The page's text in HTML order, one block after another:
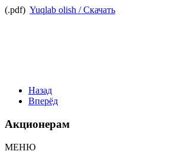
(.pdf) Yuqlab olish / Скачать
Назад
Вперёд
Акционерам
МЕНЮ